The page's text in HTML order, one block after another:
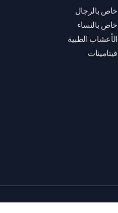
خاص بالرجال
خاص بالنساء
الأعشاب الطبية
فيتامينات